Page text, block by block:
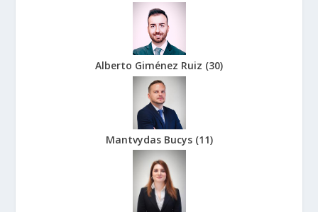
Alberto Giménez Ruiz (30)
Mantvydas Bucys (11)